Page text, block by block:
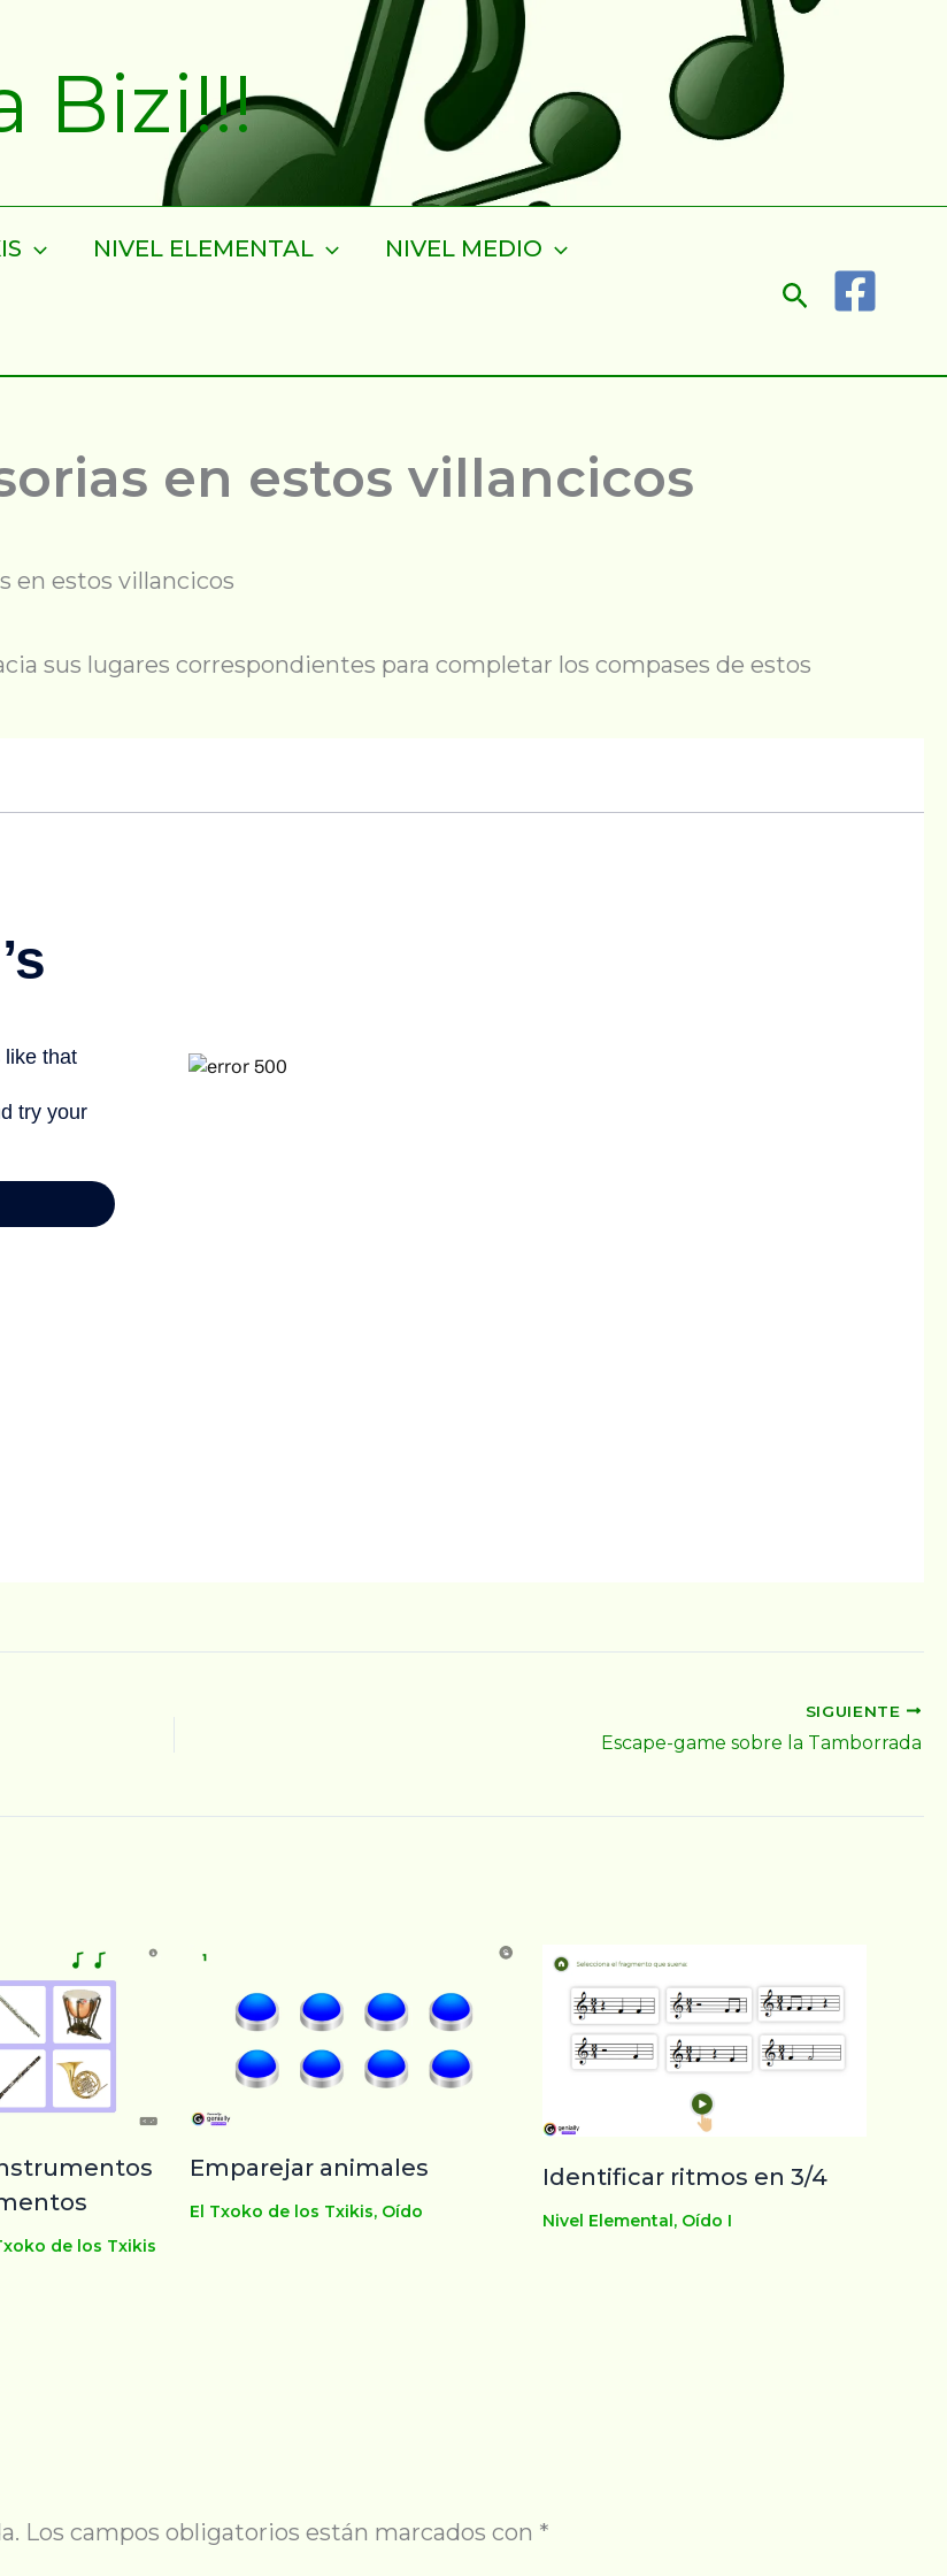
Bizi!!!
NIVEL ELEMENTAL NIVEL MEDIO
Buscar
en estos villancicos
en estos villancicos
sus lugares correspondientes para completar los compases de estos
SIGUIENTE
Escape-game sobre la Tamborrada
de los Txikis
Emparejar animales
El Txoko de los Txikis, Oído
Identificar ritmos en 3/4
Nivel Elemental, Oído I
Los campos obligatorios están marcados con *